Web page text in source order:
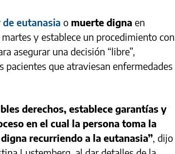
de eutanasia o muerte digna en
y establece un procedimiento con
asegurar una decisión “libre”,
pacientes que atraviesan enfermedades
derechos, establece garantías y
en el cual la persona toma la
recurriendo a la eutanasia”, dijo